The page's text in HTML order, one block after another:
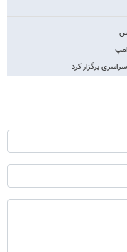
برگزار کرد